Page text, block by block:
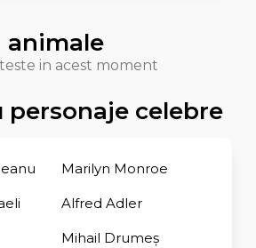
in acest moment
personaje celebre
Marilyn Monroe
Alfred Adler
Mihail Drumeș